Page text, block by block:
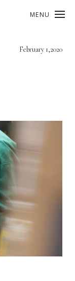
MENU
February 1,2020